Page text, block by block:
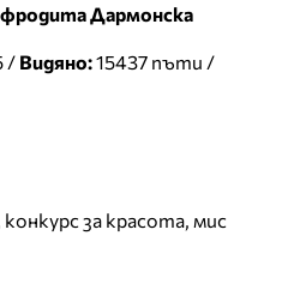
Дармонска
/ Видяно:15437 пъти /
конкурс за красота, мис